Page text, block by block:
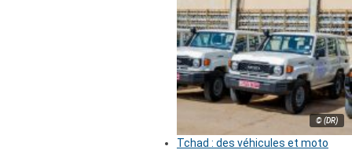
© (DR)
Tchad : des véhicules et moto